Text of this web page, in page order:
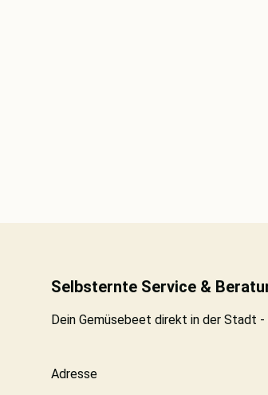
Selbsternte Service &
Dein Gemüsebeet direkt in der Stadt
Adresse